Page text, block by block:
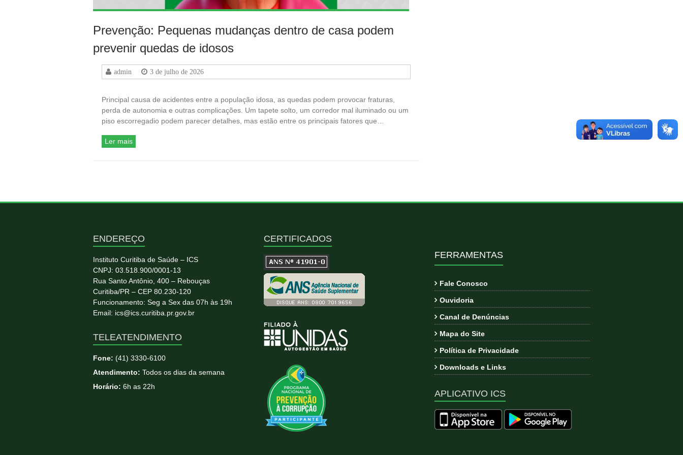
Prevenção: Pequenas mudanças dentro de casa podem
prevenir quedas de idosos
admin 3 de julho de 2026
Principal causa de acidentes entre a população idosa, as quedas podem provocar fraturas,
perda de autonomia e outras complicações. Um tapete solto, um corredor mal iluminado ou um
piso escorregadio podem parecer detalhes, mas estão entre os principais fatores que…
Ler mais
ENDEREÇO
Instituto Curitiba de Saúde – ICS
CNPJ: 03.518.900/0001-13
Rua Santo Antônio, 400 – Rebouças
Curitiba/PR – CEP 80.230-120
Funcionamento: Seg a Sex das 07h às 19h
Email: ics@ics.curitiba.pr.gov.br
TELEATENDIMENTO
Fone: (41) 3330-6100
Atendimento: Todos os dias da semana
Horário: 6h as 22h
CERTIFICADOS
FERRAMENTAS
Fale Conosco
Ouvidoria
Canal de Denúncias
Mapa do Site
Política de Privacidade
Downloads e Links
APLICATIVO ICS